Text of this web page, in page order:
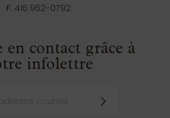
F. 416 962-0792
en contact grâce à
infolettre